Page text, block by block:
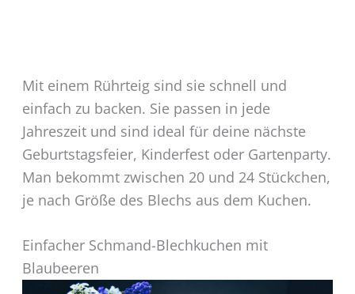
Mit einem Rührteig sind sie schnell und
einfach zu backen. Sie passen in jede
Jahreszeit und sind ideal für deine nächste
Geburtstagsfeier, Kinderfest oder Gartenparty.
Man bekommt zwischen 20 und 24 Stückchen,
je nach Größe des Blechs aus dem Kuchen.
Einfacher Schmand-Blechkuchen mit
Blaubeeren